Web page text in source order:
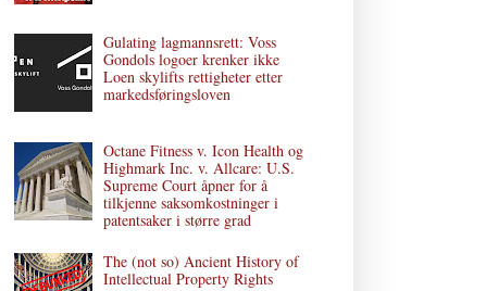
Gulating lagmannsrett: Voss
Gondols logoer krenker ikke
Loen skylifts rettigheter etter
markedsføringsloven
Octane Fitness v. Icon Health og
Highmark Inc. v. Allcare: U.S.
Supreme Court åpner for å
tilkjenne saksomkostninger i
patentsaker i større grad
The (not so) Ancient History of
Intellectual Property Rights